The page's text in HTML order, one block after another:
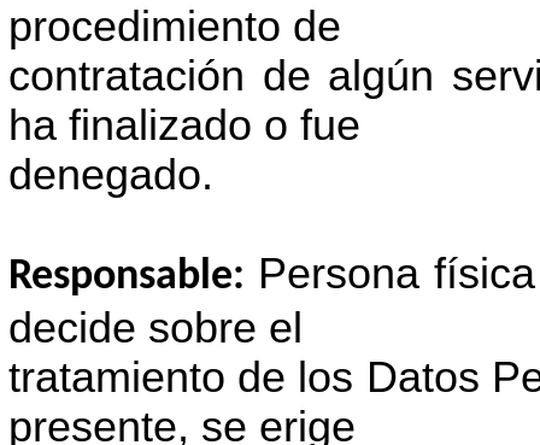
procedimiento de
contratación de algún
ha finalizado o fue
denegado.
Responsable: Persona
decide sobre el
tratamiento de los Datos
presente, se erige